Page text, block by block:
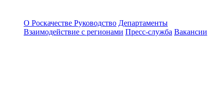
О Роскачестве Руководство Департаменты
Взаимодействие с регионами Пресс-служба Вакансии